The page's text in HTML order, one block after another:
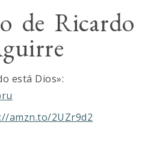
de Ricardo
está Dios»:
amzn.to/2UZr9d2